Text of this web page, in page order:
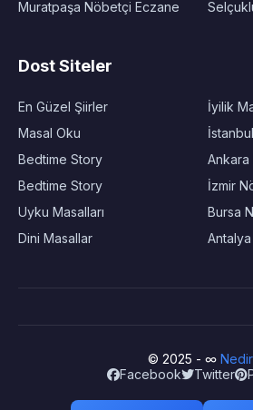
Muratpaşa Nöbetçi Eczane
Dost Siteler
En Güzel Şiirler
Masal Oku
Bedtime Story
Bedtime Story
Uyku Masalları
Dini Masallar
İyilik
İzmir
Bursa
© 2025 - ∞
Facebook
Twitter